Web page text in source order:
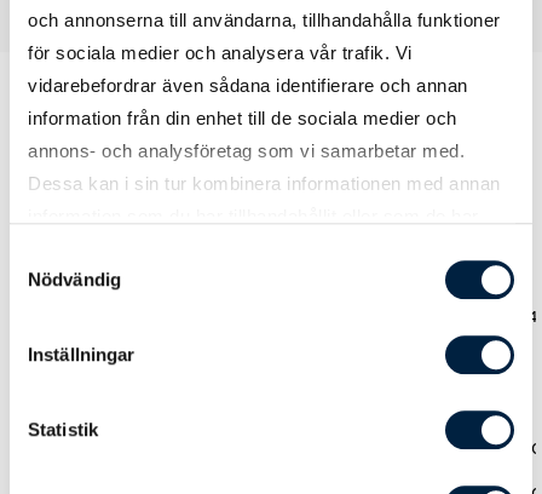
och annonserna till användarna, tillhandahålla funktioner
för sociala medier och analysera vår trafik. Vi
vidarebefordrar även sådana identifierare och annan
information från din enhet till de sociala medier och
annons- och analysföretag som vi samarbetar med.
Dessa kan i sin tur kombinera informationen med annan
Nödvändig
Inställningar
Statistik
Prislista
Antal
6
0,00